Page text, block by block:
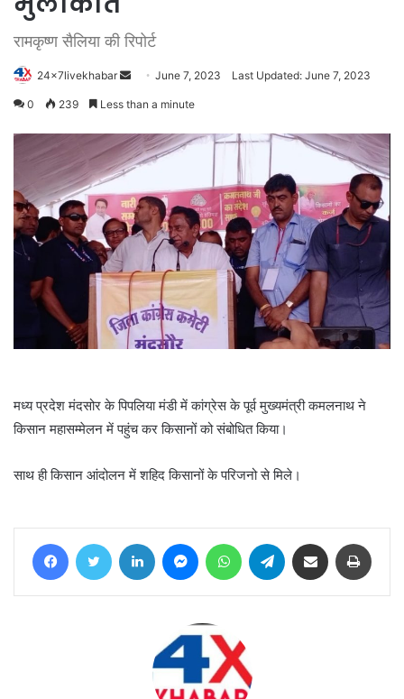
रामकृष्ण सैलिया की रिपोर्ट
24x7livekhabar
SendJune 7, 2023 Last Updated: June 7, 2023
0 239 Less than a minute
मध्य प्रदेश मंदसोर के पिपलिया मंडी में कांग्रेस के पूर्व मुख्यमंत्री कमलनाथ ने
किसान महासम्मेलन में पहुंच कर किसानों को संबोधित किया।
साथ ही किसान आंदोलन में शहिद किसानों के परिजनो से मिले।
FacebookTwitter LinkedIn MessengerWhatsAppTelegram Share via Email